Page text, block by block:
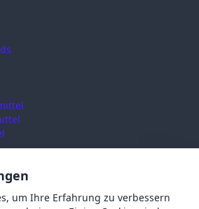
um Ihre Erfahrung zu verbessern